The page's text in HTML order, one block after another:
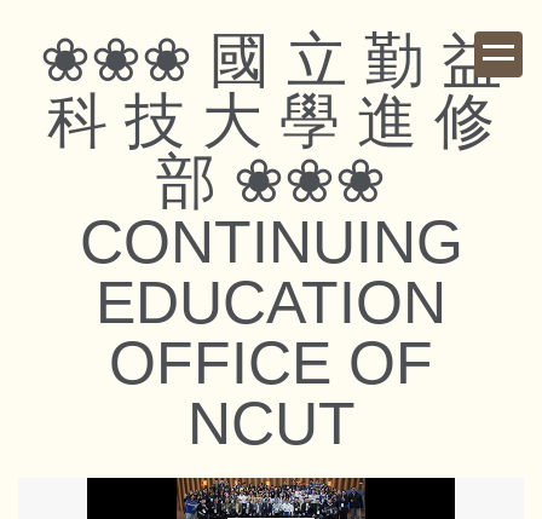
❀❀❀ 國 立 勤 益
科 技 大 學 進 修
部 ❀❀❀
CONTINUING
EDUCATION
OFFICE OF
NCUT